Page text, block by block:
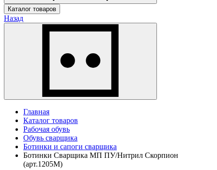
Каталог товаров
Назад
Главная
Каталог товаров
Рабочая обувь
Обувь сварщика
Ботинки и сапоги сварщика
Ботинки Сварщика МП ПУ/Нитрил Скорпион
(арт.1205М)